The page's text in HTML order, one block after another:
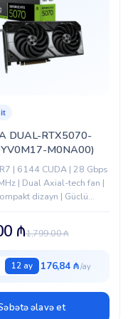
DUAL-RTX5070-
M0NA00)
| 6144 CUDA | 28 Gbps
| Dual Axial-tech fan |
dizayn | Güclü
1,799.00₼
₼
12 ay 176,84 ₼
əlavə et